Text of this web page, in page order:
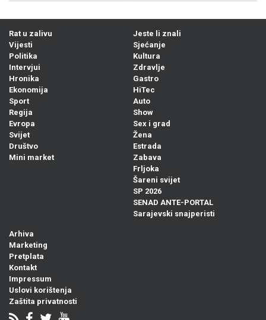
Rat u zalivu
Vijesti
Politika
Intervjui
Hronika
Ekonomija
Sport
Regija
Evropa
Svijet
Društvo
Mini market
Jeste li znali
Sjećanje
Kultura
Zdravlje
Gastro
HiTec
Auto
Show
Sex i grad
Žena
Estrada
Zabava
Frljoka
Šareni svijet
SP 2026
SENAD ANTE-PORTAL
Sarajevski snajperisti
Arhiva
Marketing
Pretplata
Kontakt
Impressum
Uslovi korištenja
Zaštita privatnosti